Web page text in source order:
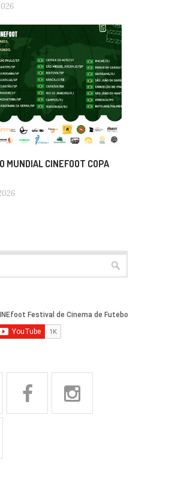
MUNDIAL CINEFOOT COPA